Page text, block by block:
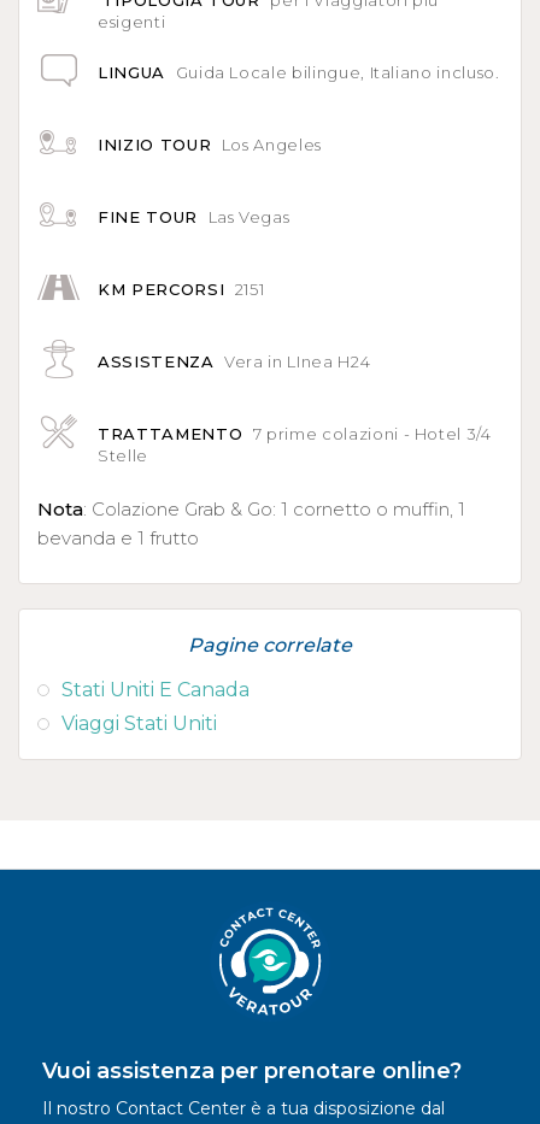
esigenti
LINGUA Guida Locale bilingue, Italiano incluso.
INIZIO TOUR Los Angeles
FINE TOUR Las Vegas
KM PERCORSI 2151
ASSISTENZA Vera in LInea H24
TRATTAMENTO
7 prime colazioni - Hotel 3/4
Stelle
Nota: Colazione Grab & Go: 1 cornetto o muffin, 1
bevanda e 1 frutto
Pagine correlate
Stati Uniti E Canada
Viaggi Stati Uniti
Vuoi assistenza per prenotare online?
Il nostro Contact Center è a tua disposizione dal